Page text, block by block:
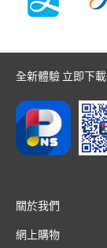
全新體驗 立即下載
關於我們
網上購物